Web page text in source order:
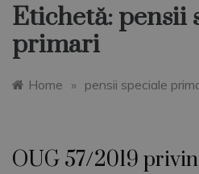
Etichetă: pensii
primari
Home » pensii speciale
OUG 57/2019